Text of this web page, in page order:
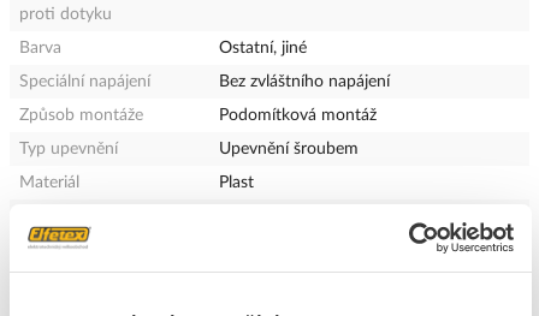
proti dotyku
Barva
Ostatní, jiné
Speciální napájení
Bez zvláštního napájení
Způsob montáže
Podomítková montáž
Typ upevnění
Upevnění šroubem
Materiál
Plast
Povrchová úprava